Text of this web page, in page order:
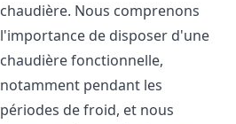
chaudière. Nous comprenons
l'importance de disposer d'une
chaudière fonctionnelle,
notamment pendant les
périodes de froid, et nous